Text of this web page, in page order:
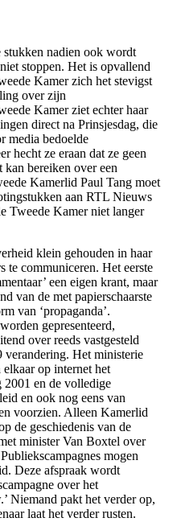
nadien ook wordt
stoppen. Het is opvallend
Kamer zich het stevigst
over zijn
Kamer ziet echter haar
direct na Prinsjesdag, die
media bedoelde
hecht ze eraan dat ze geen
kan bereiken over een
Kamerlid Paul Tang moet
aan RTL Nieuws
Tweede Kamer niet langer
klein gehouden in haar
te communiceren. Het eerste
een eigen krant, maar
van de met papierschaarste
van ‘propaganda’.
gepresenteerd,
over reeds vastgesteld
Het ministerie
op internet het
en de volledige
en ook nog eens van
voorzien. Alleen Kamerlid
de geschiedenis van de
minister Van Boxtel over
mogen
Deze afspraak wordt
over het
Niemand pakt het verder op,
laat het verder rusten.